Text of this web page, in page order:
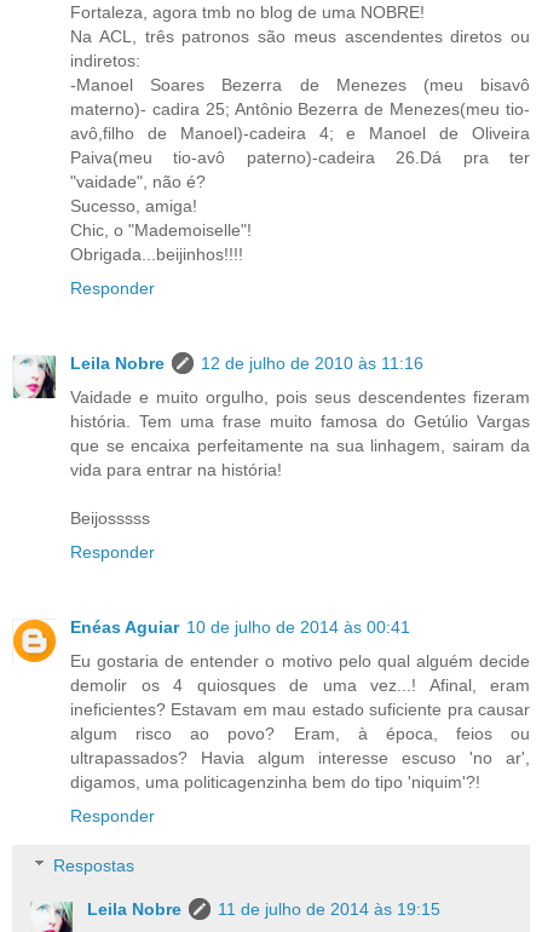
Fortaleza, agora tmb no blog de uma NOBRE!
Na ACL, três patronos são meus ascendentes diretos ou
indiretos:
-Manoel Soares Bezerra de Menezes (meu bisavô
materno)- cadira 25; Antônio Bezerra de Menezes(meu tio-
avô,filho de Manoel)-cadeira 4; e Manoel de Oliveira
Paiva(meu tio-avô paterno)-cadeira 26.Dá pra ter
"vaidade", não é?
Sucesso, amiga!
Chic, o "Mademoiselle"!
Obrigada...beijinhos!!!!
Responder
Leila Nobre
12 de julho de 2010 às 11:16
Vaidade e muito orgulho, pois seus descendentes fizeram
história. Tem uma frase muito famosa do Getúlio Vargas
que se encaixa perfeitamente na sua linhagem, sairam da
vida para entrar na história!
Beijosssss
Responder
Enéas Aguiar 10 de julho de 2014 às 00:41
Eu gostaria de entender o motivo pelo qual alguém decide
demolir os 4 quiosques de uma vez...! Afinal, eram
ineficientes? Estavam em mau estado suficiente pra causar
algum risco ao povo? Eram, à época, feios ou
ultrapassados? Havia algum interesse escuso 'no ar',
digamos, uma politicagenzinha bem do tipo 'niquim'?!
Responder
Respostas
Leila Nobre
11 de julho de 2014 às 19:15